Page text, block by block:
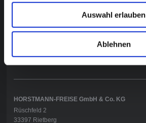
Auswahl erlauben
Ablehnen
Alle Meldungen
HORSTMANN-FREISE GmbH & Co. KG
Rüschfeld 2
33397 Rietberg